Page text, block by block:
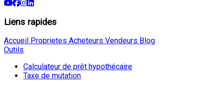
Liens rapides
Accueil Proprietes Acheteurs Vendeurs Blog
Outils
Calculateur de prêt hypothécaire
Taxe de mutation